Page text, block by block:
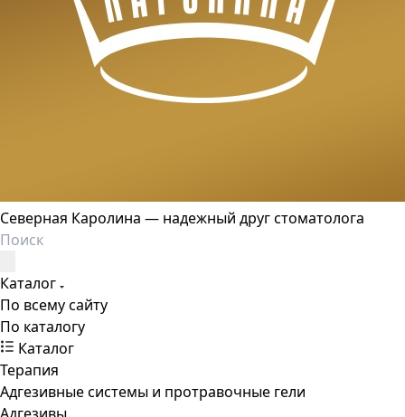
Северная Каролина — надежный друг стоматолога
Каталог
По всему сайту
По каталогу
Каталог
Терапия
Адгезивные системы и протравочные гели